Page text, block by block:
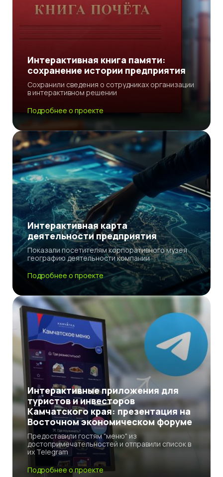
Интерактивная книга памяти:
сохранение истории предприятия
Сохранили сведения о сотрудниках организации
в интерактивном решении
Подробнее о проекте
Интерактивная карта
деятельности предприятия
Показали посетителям корпоративного музея
географию деятельности компании
Подробнее о проекте
Интерактивные приложения для
туристов и инвесторов
Камчатского края: презентация на
Восточном экономическом форуме
Предоставили гостям "меню" из
достопримечательностей и отправили список в
их Telegram
Подробнее о проекте